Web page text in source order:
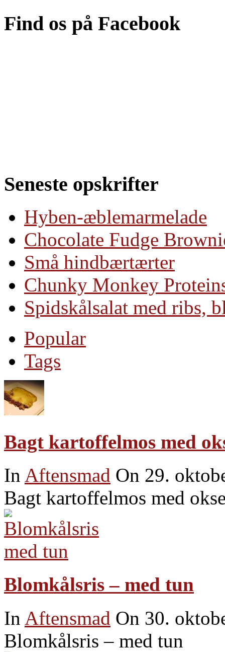
Find os på Facebook
Seneste opskrifter
Hyben-æblemarmelade
Chocolate Fudge
Små hindbærtærter
Chunky Monkey
Spidskålsalat med ribs,
Popular
Tags
Bagt kartoffelmos med
In Aftensmad On 29.
Bagt kartoffelmos med
Blomkålsris – med tun
In Aftensmad On 30.
Blomkålsris – med tun